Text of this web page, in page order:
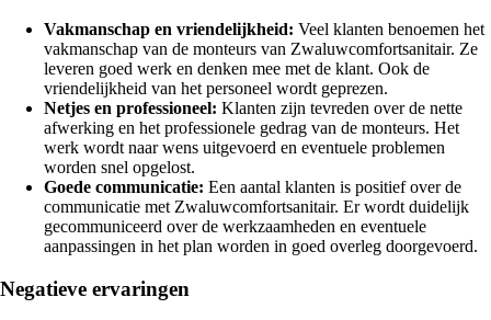
Vakmanschap en vriendelijkheid: Veel klanten benoemen het
vakmanschap van de monteurs van Zwaluwcomfortsanitair. Ze
leveren goed werk en denken mee met de klant. Ook de
vriendelijkheid van het personeel wordt geprezen.
Netjes en professioneel: Klanten zijn tevreden over de nette
afwerking en het professionele gedrag van de monteurs. Het
werk wordt naar wens uitgevoerd en eventuele problemen
worden snel opgelost.
Goede communicatie: Een aantal klanten is positief over de
communicatie met Zwaluwcomfortsanitair. Er wordt duidelijk
gecommuniceerd over de werkzaamheden en eventuele
aanpassingen in het plan worden in goed overleg doorgevoerd.
Negatieve ervaringen